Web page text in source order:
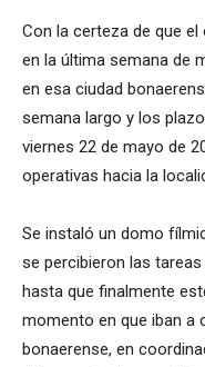
Con la certeza de que
en la última semana de
en esa ciudad
semana largo y los
viernes 22 de mayo de
operativas hacia la
Se instaló un domo
se percibieron las
hasta que finalmente
momento en que iban a
bonaerense, en